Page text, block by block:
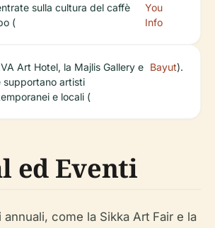
sulla cultura del caffè
(
You
Info
Art Hotel, la Majlis Gallery e
supportano artisti
e locali (
Bayut).
ed Eventi
annuali, come la Sikka Art Fair e la